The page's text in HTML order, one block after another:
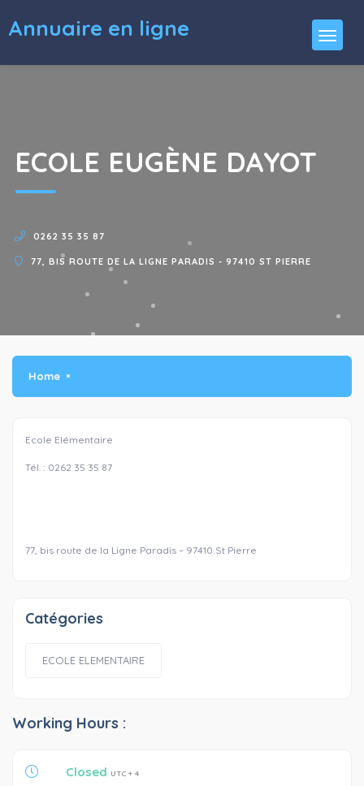
Annuaire en ligne
ECOLE EUGÈNE DAYOT
0262 35 35 87
77, BIS ROUTE DE LA LIGNE PARADIS - 97410 ST PIERRE
Home
Ecole Elémentaire
Tél. : 0262 35 35 87
77, bis route de la Ligne Paradis – 97410 St Pierre
Catégories
ECOLE ELEMENTAIRE
Working Hours :
Closed UTC + 4